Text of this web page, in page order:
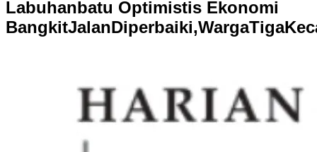
Labuhanbatu Optimistis Ekonomi
BangkitJalanDiperbaiki,WargaTigaKec